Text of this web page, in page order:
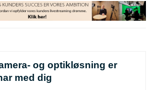
og optikløsning er
med dig